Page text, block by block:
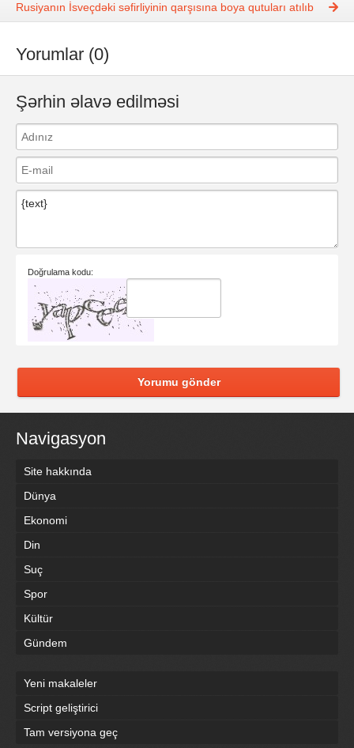
Rusiyanın İsveçdəki səfirliyinin qarşısına boya qutuları atılıb
Yorumlar (0)
Şərhin əlavə edilməsi
Doğrulama kodu:
Yorumu gönder
Navigasyon
Site hakkında
Dünya
Ekonomi
Din
Suç
Spor
Kültür
Gündem
Yeni makaleler
Script geliştirici
Tam versiyona geç